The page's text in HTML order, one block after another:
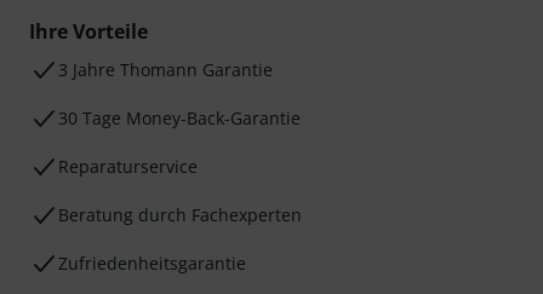
Ihre Vorteile
3 Jahre Thomann Garantie
30 Tage Money-Back-Garantie
Reparaturservice
Beratung durch Fachexperten
Zufriedenheitsgarantie